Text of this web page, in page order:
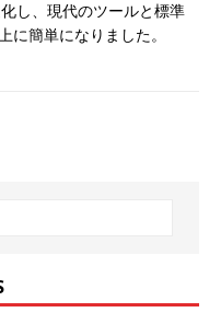
し、現代のツールと標準
に簡単になりました。